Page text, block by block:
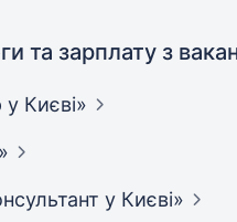
та зарплату з
у Києві»
у Києві»